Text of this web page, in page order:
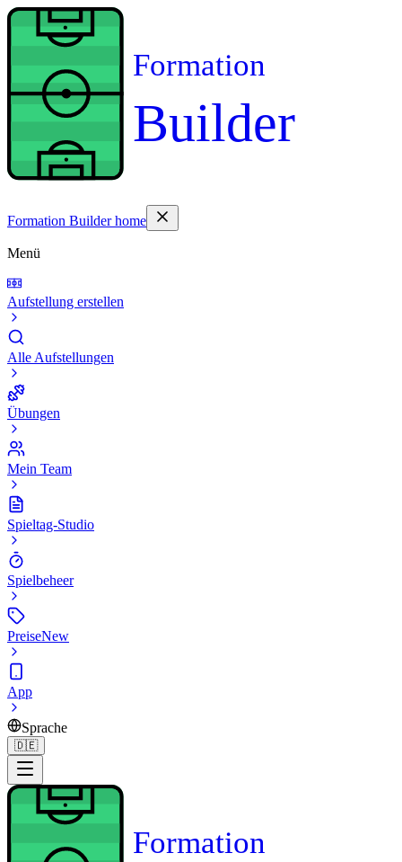
Formation
Builder
Formation Builder home
Menü
Aufstellung erstellen
Alle Aufstellungen
Übungen
Mein Team
Spieltag-Studio
Spielbeheer
PreiseNew
App
Sprache
🇩🇪
Formation